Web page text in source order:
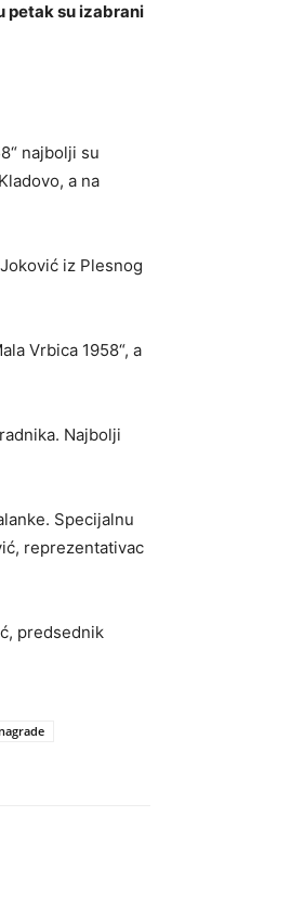
petak su izabrani
najbolji su
a na
iz Plesnog
Vrbica 1958“, a
Najbolji
Specijalnu
reprezentativac
predsednik
nagrade